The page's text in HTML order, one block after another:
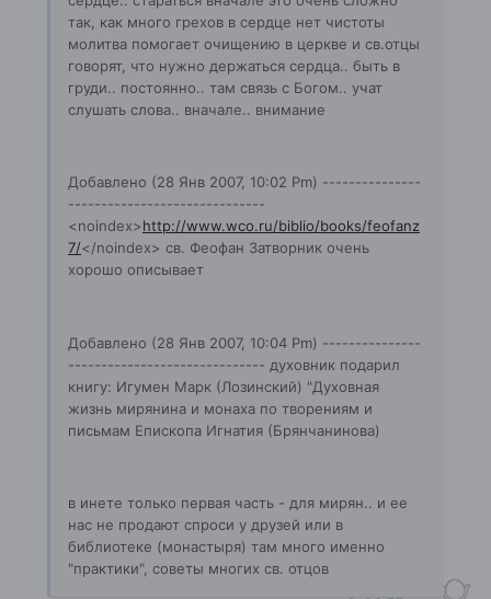
так, как много грехов в сердце нет чистоты
молитва помогает очищению в церкве и св.отцы
говорят, что нужно держаться сердца.. быть в
груди.. постоянно.. там связь с Богом.. учат
слушать слова.. вначале.. внимание
Добавлено (28 Янв 2007, 10:02 Pm) ---------------
------------------------------
<noindex>http://www.wco.ru/biblio/books/feofanz
7/</noindex> св. Феофан Затворник очень
хорошо описывает
Добавлено (28 Янв 2007, 10:04 Pm) ---------------
------------------------------ духовник подарил
книгу: Игумен Марк (Лозинский) "Духовная
жизнь мирянина и монаха по творениям и
письмам Епископа Игнатия (Брянчанинова)
в инете только первая часть - для мирян.. и ее
нас не продают спроси у друзей или в
библиотеке (монастыря) там много именно
"практики", советы многих св. отцов